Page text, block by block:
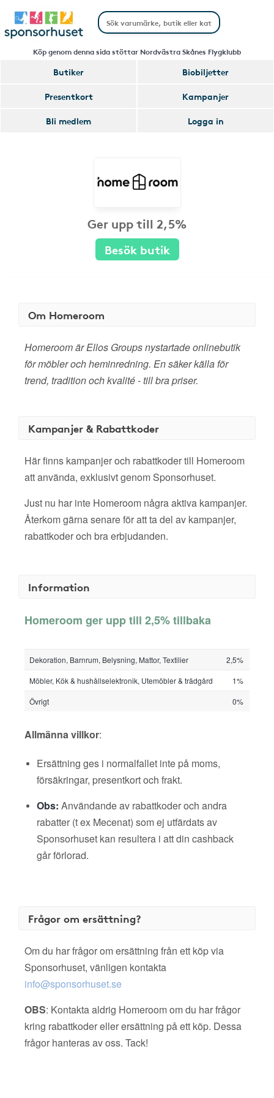
Köp genom denna sida stöttar Nordvästra Skånes Flygklubb
Butiker
Biobiljetter
Presentkort
Kampanjer
Bli medlem
Logga in
Ger upp till 2,5%
Besök butik
Om Homeroom
Homeroom är Ellos Groups nystartade onlinebutik
för möbler och heminredning. En säker källa för
trend, tradition och kvalité - till bra priser.
Kampanjer & Rabattkoder
Här finns kampanjer och rabattkoder till Homeroom
att använda, exklusivt genom Sponsorhuset.
Just nu har inte Homeroom några aktiva kampanjer.
Återkom gärna senare för att ta del av kampanjer,
rabattkoder och bra erbjudanden.
Information
Homeroom ger upp till 2,5% tillbaka
Dekoration, Barnrum, Belysning, Mattor, Textilier
2,5%
Möbler, Kök & hushållselektronik, Utemöbler & trädgård
1%
Övrigt
0%
Allmänna villkor:
Ersättning ges i normalfallet inte på moms,
försäkringar, presentkort och frakt.
Obs: Användande av rabattkoder och andra
rabatter (t ex Mecenat) som ej utfärdats av
Sponsorhuset kan resultera i att din cashback
går förlorad.
Frågor om ersättning?
Om du har frågor om ersättning från ett köp via
Sponsorhuset, vänligen kontakta
info@sponsorhuset.se
OBS: Kontakta aldrig Homeroom om du har frågor
kring rabattkoder eller ersättning på ett köp. Dessa
frågor hanteras av oss. Tack!